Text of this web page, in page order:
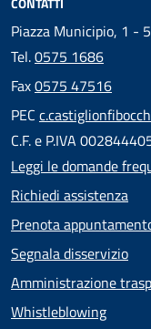
Piazza Municipio, 1 -
Tel.0575 1686
Fax0575 47516
PEC
C.F. e P.IVA
Leggi le domande
Richiedi assistenza
Prenota
Segnala disservizio
Amministrazione
Whistleblowing